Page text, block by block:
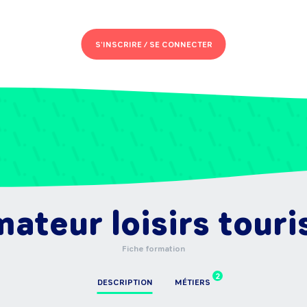
S'INSCRIRE /SE CONNECTER
loisirs
Fiche formation
DESCRIPTION
2
MÉTIERS